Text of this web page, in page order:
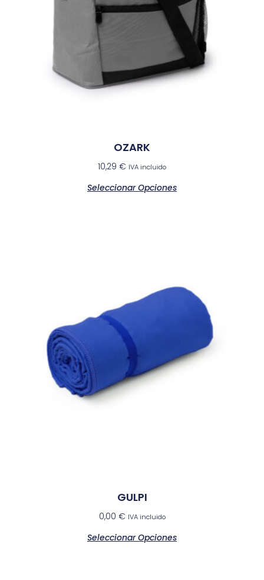
OZARK
10,29 € IVA incluido
Seleccionar Opciones
GULPI
0,00 € IVA incluido
Seleccionar Opciones